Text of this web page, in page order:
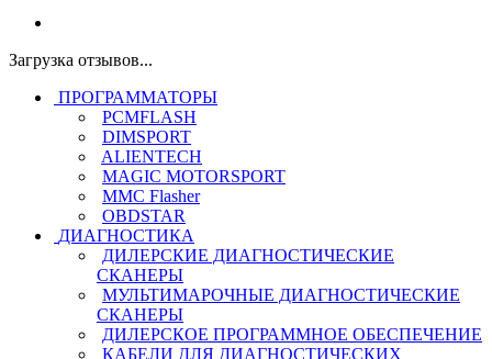
Загрузка отзывов...
ПРОГРАММАТОРЫ
PCMFLASH
DIMSPORT
ALIENTECH
MAGIC MOTORSPORT
MMC Flasher
OBDSTAR
ДИАГНОСТИКА
ДИЛЕРСКИЕ ДИАГНОСТИЧЕСКИЕ
СКАНЕРЫ
МУЛЬТИМАРОЧНЫЕ ДИАГНОСТИЧЕСКИЕ
СКАНЕРЫ
ДИЛЕРСКОЕ ПРОГРАММНОЕ ОБЕСПЕЧЕНИЕ
КАБЕЛИ ДЛЯ ДИАГНОСТИЧЕСКИХ